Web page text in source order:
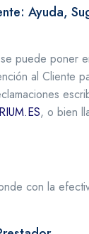
Ayuda,
puede poner
al Cliente
, o bien
con la